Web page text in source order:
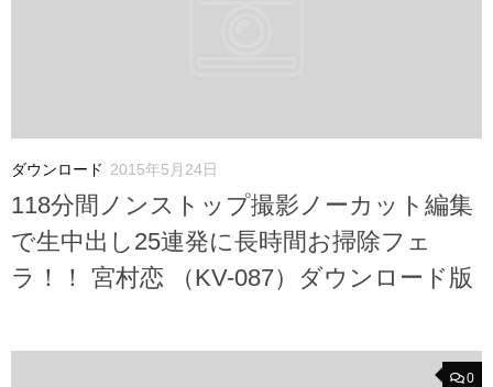
ダウンロード 2015年5月24日
118分間ノンストップ撮影ノーカット編集
で生中出し25連発に長時間お掃除フェ
ラ！！ 宮村恋 （KV-087）ダウンロード版
0